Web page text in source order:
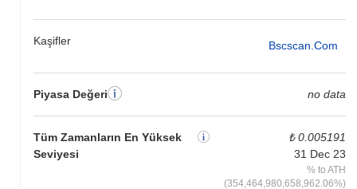
Kaşifler Bscscan.com
Piyasa Değeri no data
Tüm Zamanların En Yüksek
Seviyesi
₺ 0.005191
31 Dec 23
% to ATH
(354,464,980,658,962.06%)